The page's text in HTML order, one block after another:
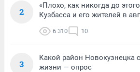
2
«Плохо, как никогда до
Кузбасса и его жителей в
6 310 10
3
Какой район Новокузнецка
жизни — опрос